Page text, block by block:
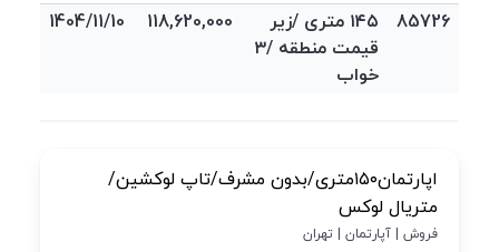
85726
۱۴۵ متری /زیر
قیمت منطقه /۳
خواب
118,620,000
1404/11/10
اپارتمان۱۵۰متری/بدون مشرف/تاپ لوکشین/
متریال لوکس
فروش | آپارتمان | تهران